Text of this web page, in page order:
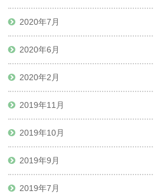
2020年7月
2020年6月
2020年2月
2019年11月
2019年10月
2019年9月
2019年7月